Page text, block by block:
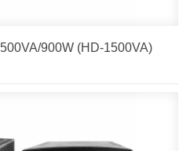
900W (HD-1500VA)